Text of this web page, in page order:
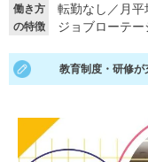
就活ノウハウ・
就活支援
就活ノウハウが満載
あなたに合う仕事を診
働き方
の特徴
転勤なし ／ 月
ジョブローテー
教育制度・研修が